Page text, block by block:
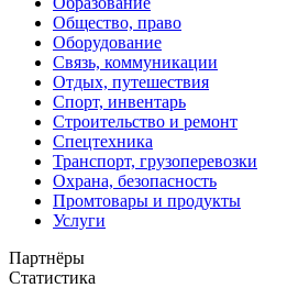
Общество, право
Оборудование
Связь, коммуникации
Отдых, путешествия
Спорт, инвентарь
Строительство и ремонт
Спецтехника
Транспорт, грузоперевозки
Охрана, безопасность
Промтовары и продукты
Услуги
Партнёры
Статистика